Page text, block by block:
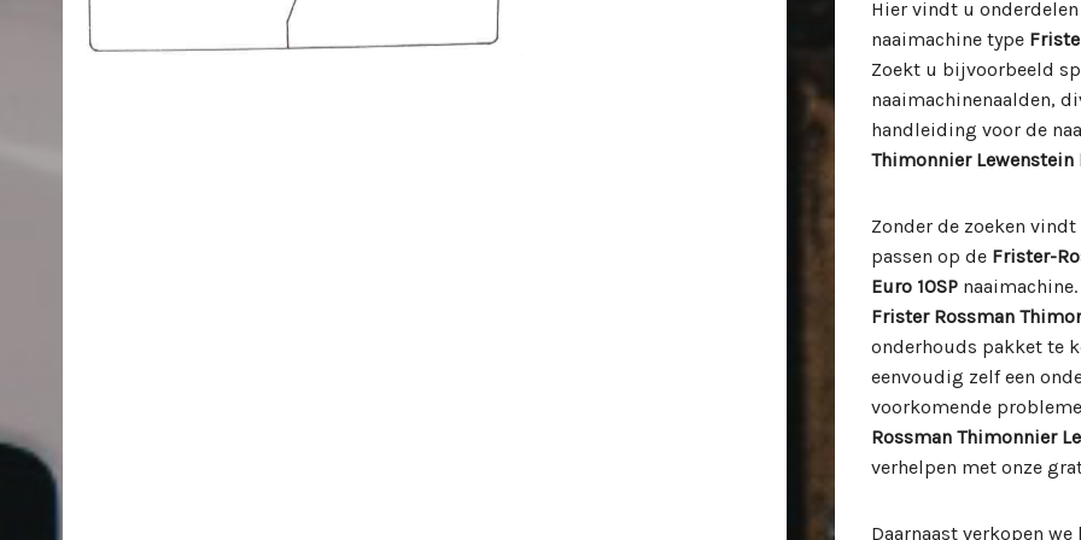
Hier vindt u
naaimachine type
Zoekt u bijvoorbeeld
naaimachinenaalden,
handleiding voor de
Thimonnier Lewenstein
Zonder de zoeken
passen op de Frister-
Euro 10SP
Frister Rossman
onderhouds pakket te
eenvoudig zelf een
voorkomende
Rossman Thimonnier
verhelpen met onze
Daarnaast verkopen